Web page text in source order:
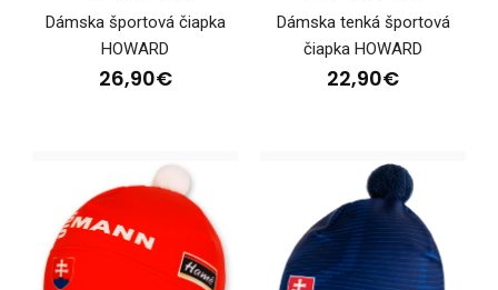
Čiapka obojstranná Winterman,
priliehaváPriliehavá obojstranná čiapka WINTERMAN je
Dámska športová čiapka
HOWARD
26,90€
Dámska tenká športová
čiapka HOWARD
22,90€